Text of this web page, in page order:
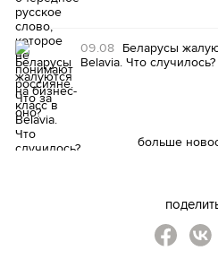
09.08 Беларусы
Belavia. Что случилось?
больше